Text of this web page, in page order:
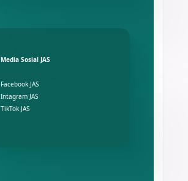
Media Sosial JAS
Facebook JAS
Intagram JAS
TikTok JAS